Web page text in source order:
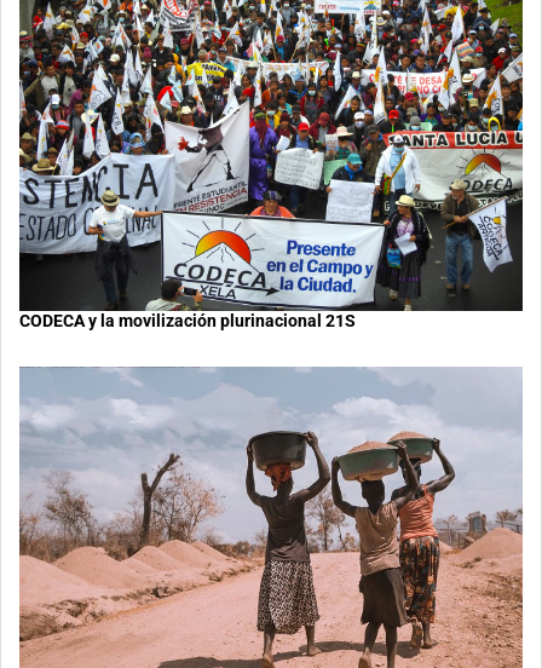
CODECA y la movilización plurinacional 21S